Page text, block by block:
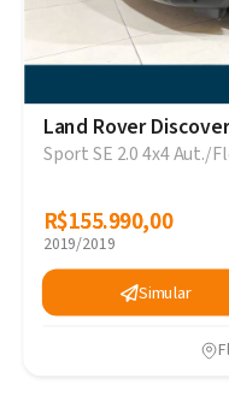
Land Rover
Sport SE 2.0 4x4 Aut./
R$155.990,00
R$155.990,00
2019/2019
Simular